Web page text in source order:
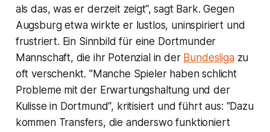
als das, was er derzeit zeigt“, sagt Bark. Gegen
Augsburg etwa wirkte er lustlos, uninspiriert und
frustriert. Ein Sinnbild für eine Dortmunder
Mannschaft, die ihr Potenzial in der Bundesligazu
oft verschenkt. "Manche Spieler haben schlicht
Probleme mit der Erwartungshaltung und der
Kulisse in Dortmund“, kritisiert und führt aus: "Dazu
kommen Transfers, die anderswo funktioniert